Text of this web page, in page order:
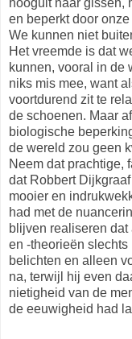
en beperkt door
We kunnen niet
Het vreemde is dat
kunnen, vooral in de
niks mis mee, want
voortdurend zit te
de schoenen. Maar
biologische
de wereld zou geen
Neem dat prachtige,
dat Robbert
mooier en
had met de
blijven realiseren
en -theorieën
belichten en alleen
na, terwijl hij even
nietigheid van de
de eeuwigheid had